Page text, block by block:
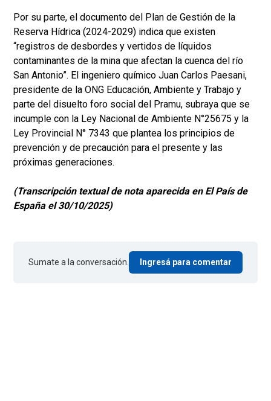
Por su parte, el documento del Plan de Gestión de la
Reserva Hídrica (2024-2029) indica que existen
“registros de desbordes y vertidos de líquidos
contaminantes de la mina que afectan la cuenca del río
San Antonio”. El ingeniero químico Juan Carlos Paesani,
presidente de la ONG Educación, Ambiente y Trabajo y
parte del disuelto foro social del Pramu, subraya que se
incumple con la Ley Nacional de Ambiente N°25675 y la
Ley Provincial N° 7343 que plantea los principios de
prevención y de precaución para el presente y las
próximas generaciones.
(Transcripción textual de nota aparecida en El País de
España el 30/10/2025)
Sumate a la conversación. Ingresá para comentar